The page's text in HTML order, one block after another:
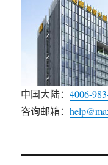
中国大陆：4006-
咨询邮箱：